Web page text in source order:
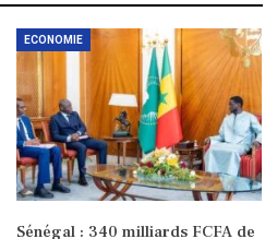
ECONOMIE
Sénégal : 340 milliards FCFA de